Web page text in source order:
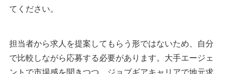
てください。
担当者から求人を提案してもらう形ではないため、自分
で比較しながら応募する必要があります。大手エージェ